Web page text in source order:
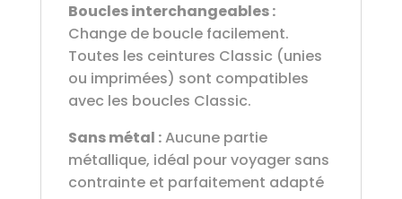
Boucles interchangeables :
Change de boucle facilement.
Toutes les ceintures Classic (unies
ou imprimées) sont compatibles
avec les boucles Classic.
Sans métal :Aucune partie
métallique, idéal pour voyager sans
contrainte et parfaitement adapté